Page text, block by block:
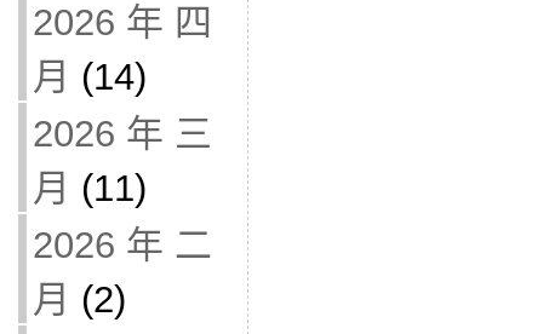
2026 年 四
月 (14)
2026 年 三
月 (11)
2026 年 二
月 (2)